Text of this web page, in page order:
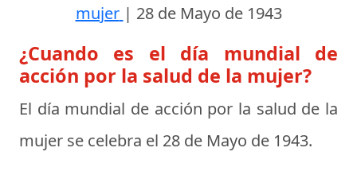
mujer | 28 de Mayo de 1943
¿Cuando es el día mundial de
acción por la salud de la mujer?
El día mundial de acción por la salud de la
mujer se celebra el 28 de Mayo de 1943.